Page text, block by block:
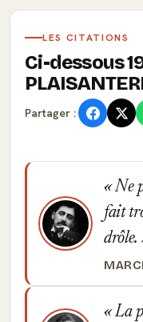
LES CITATIONS
Ci-dessous
Partager :
Ne
fait
drôle.
La